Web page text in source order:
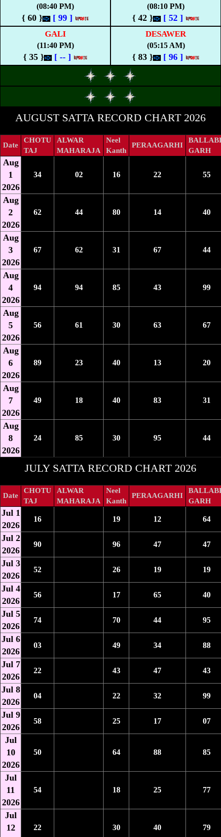
(08:40 PM)
{ 60 } [ 99]
(08:10 PM)
{ 42 } [ 52]
GALI
(11:40 PM)
{ 35 } [ --]
DESAWER
(05:15 AM)
{ 83 } [ 96]
AUGUST SATTA RECORD CHART 2026
Date
CHOTU
TAJ
ALWAR
MAHARAJA
Neel
Kanth
PERAAGARHI
GARH
Aug
1
2026
34 02 16 22 55
Aug
2
2026
62 44 80 14 40
Aug
3
2026
67 62 31 67 44
Aug
4
2026
94 94 85 43 99
Aug
5
2026
56 61 30 63 67
Aug
6
2026
89 23 40 13 20
Aug
7
2026
49 18 40 83 31
Aug
8
2026
24 85 30 95 44
JULY SATTA RECORD CHART 2026
Date
CHOTU
TAJ
ALWAR
MAHARAJA
Neel
Kanth
PERAAGARHI
GARH
Jul 1
2026
16 19 12 64
Jul 2
2026
90 96 47 47
Jul 3
2026
52 26 19 19
Jul 4
2026
56 17 65 40
Jul 5
2026
74 70 44 95
Jul 6
2026
03 49 34 88
Jul 7
2026
22 43 47 43
Jul 8
2026
04 22 32 99
Jul 9
2026
58 25 17 07
Jul
10
2026
50 64 88 85
Jul
11
2026
54 18 25 77
Jul
12
22 30 40 79